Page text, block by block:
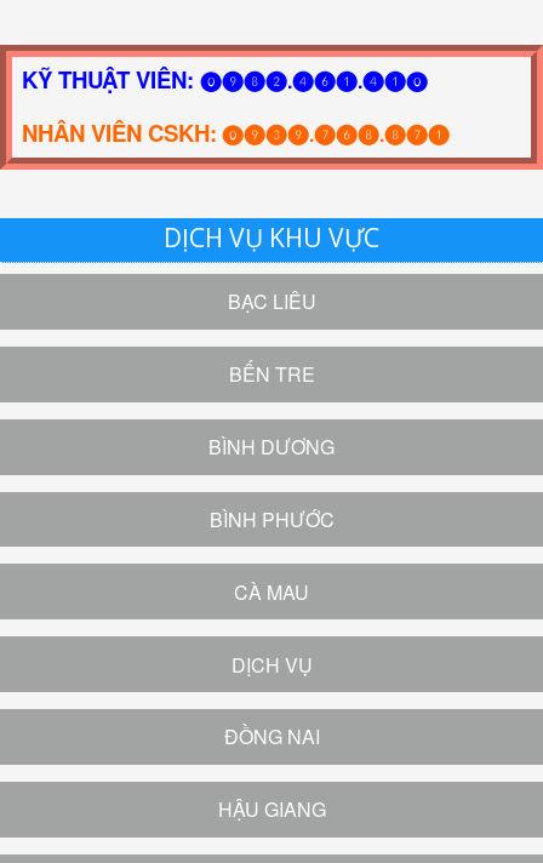
KỸ THUẬT VIÊN: ⓿❾❽❷.❹❻❶.❹❶⓿
NHÂN VIÊN CSKH: ⓿❾❸❾.❼❻❽.❽❼❶
DỊCH VỤ KHU VỰC
BẠC LIÊU
BẾN TRE
BÌNH DƯƠNG
BÌNH PHƯỚC
CÀ MAU
DỊCH VỤ
ĐỒNG NAI
HẬU GIANG